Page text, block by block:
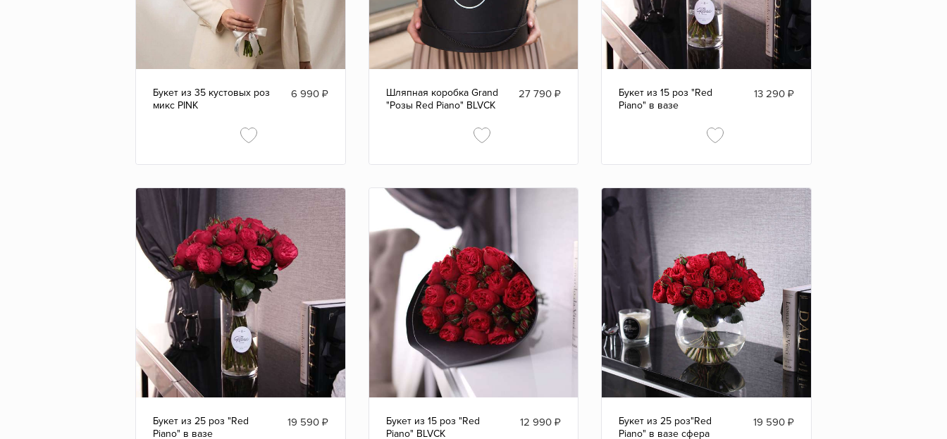
Букет из 35 кустовых роз
микс PINK
6 990₽
Шляпная коробка Grand
"Розы Red Piano" BLVCK
27 790 ₽
Букет из 15 роз "Red
Piano" в вазе
13 290₽
Букет из 25 роз "Red
Piano" в вазе
19 590₽
Букет из 15 роз "Red
Piano" BLVCK
12 990 ₽
Букет из 25 роз"Red
Piano" в вазе сфера
19 590₽